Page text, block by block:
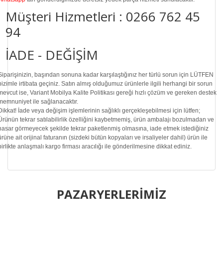
Müşteri Hizmetleri : 0266 762 45
94
İADE - DEĞİŞİM
başından sonuna kadar karşılaştığınız her türlü sorun için LÜTFEN
irtibata geçiniz. Satın almış olduğumuz ürünlerle ilgili herhangi bir sorun
ise, Variant Mobilya Kalite Politikası gereği hızlı çözüm ve gereken destek
ile sağlanacaktır.
İade veya değişim işlemlerinin sağlıklı gerçekleşebilmesi için lütfen;
tekrar satılabilirlik özelliğini kaybetmemiş, ürün ambalajı bozulmadan ve
görmeyecek şekilde tekrar paketlenmiş olmasına, iade etmek istediğiniz
ait orijinal faturanın (sizdeki bütün kopyaları ve irsaliyeler dahil) ürün ile
anlaşmalı kargo firması aracılığı ile gönderilmesine dikkat ediniz.
Bu ürüne ilk yorumu siz yapın!
konularda yetersiz gördüğünüz noktaları öneri formunu
kullanarak tarafımıza iletebilirsiniz.
PAZARYERLERİMİZ